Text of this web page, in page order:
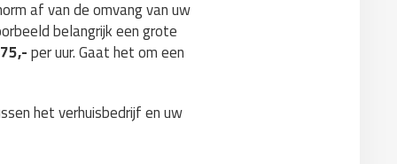
af van de omvang van uw
belangrijk een grote
per uur. Gaat het om een
het verhuisbedrijf en uw